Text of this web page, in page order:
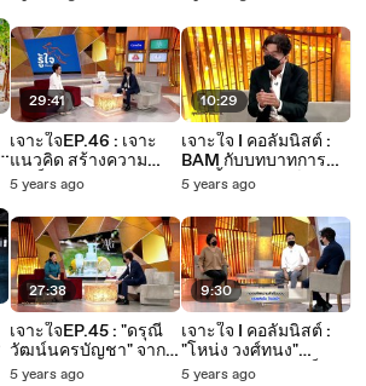
64]
29:41
เจาะใจEP.46 : เจาะ
แนวคิด สร้างความ
สำเร็จของ "ศุภจี สุ
กลุ่มดุสิตธานี [11 ธ.ค.
64]
5 years ago
27:38
เจาะใจEP.45 : "ดรุณี
วัฒน์นครบัญชา" จากที่
เคยป่วยด้วย SLE แต่ดี
5 years ago
Perspective [19 ธ.ค.
64]
10:29
เจาะใจ I คอลัมนิสต์ :
BAM กับบทบาทการ
พลิกฟื้นสินทรัพย์และ
[11 ธ.ค. 64]
5 years ago
9:30
เจาะใจ I คอลัมนิสต์ :
"โหน่ง วงศ์ทนง"
ถอดรหัสความสำเร็จ
5 years ago